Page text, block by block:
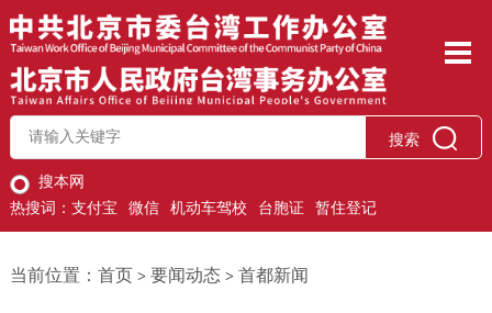
搜索
搜本网
热搜词： 支付宝 微信 机动车驾校 台胞证 暂住登记
当前位置： 首页 > 要闻动态 > 首都新闻